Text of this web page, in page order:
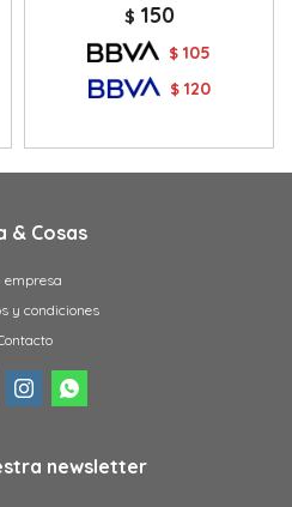
$ 150
$ 105
$ 120
& Cosas
empresa
y condiciones
 
newsletter